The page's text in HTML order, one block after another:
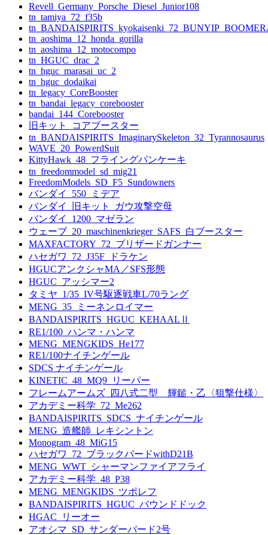
Revell_Germany_Porsche_Diesel_Junior108
tn_tamiya_72_f35b
tn_aoshima_12_honda_gorilla
tn_aoshima_12_motocompo
tn_HGUC_drac_2
tn_hguc_marasai_uc_2
tn_hguc_dodaikai
tn_legacy_CoreBooster
tn_bandai_legacy_corebooster
bandai_144_Corebooster
旧キット_コアブースター
tn_BANDAISPIRITS_ImaginarySkeleton_32_Tyrannosaurus
WAVE_20_PowerdSuit
KittyHawk_48_フライングパンケーキ
tn_freedommodel_sd_mig21
FreedomModels_SD_F5_Sundowners
バンダイ_550_ミデア
バンダイ_旧キット_ガウ攻撃空母
バンダイ_1200_マゼラン
ウェーブ_20_maschinenkrieger_SAFS_白ブースター
MAXFACTORY_72_ブリザードガンナー
ハセガワ_72_J35F_ドラケン
HGUCアンクシャMA／SFS形態
HGUC_アッシマー2
タミヤ_1/35_IV号駆逐戦車L/70ラング
MENG_35_ミーネンロイマー
BANDAISPIRITS_HGUC_KEHAALⅡ
RE1/100_ハンマ・ハンマ
MENG_MENGKIDS_He177
RE1/100ナイチンゲール
SDCS ナイチンゲール
KINETIC_48_MQ9_リーパー
フレームアームズ_四八式二型 輝鎚・乙〈狙撃仕様〉
アカデミー科学_72_Me262
BANDAISPIRITS_SDCS_ナイチンゲール
MENG_造艦師_レキシントン
Monogram_48_MiG15
ハセガワ_72_ブラックバードwithD21B
MENG_WWT_シャーマンファイアフライ
アカデミー科学_48_P38
MENG_MENGKIDS_ツポレフ
BANDAISPIRITS_HGUC_バウンドドック
HGAC_リーオー
アオシマ_SD_サンダーバード2号